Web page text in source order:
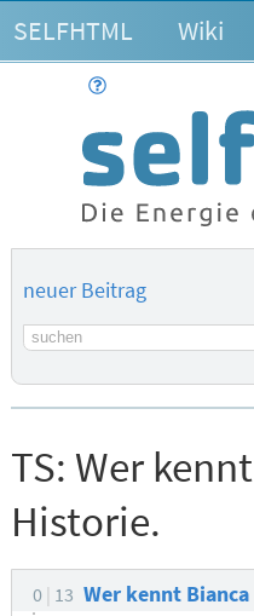
SELFHTML Wiki
neuer Beitrag
Suchbegriff
TS: Wer
Historie.
0 13 Wer kennt